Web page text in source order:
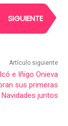
SIGUIENTE
Artículo siguiente
e Iñigo Onieva
sus primeras
Navidades juntos